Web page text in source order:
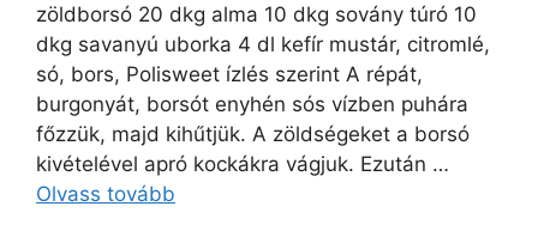
zöldborsó 20 dkg alma 10 dkg sovány túró 10
dkg savanyú uborka 4 dl kefír mustár, citromlé,
só, bors, Polisweet ízlés szerint A répát,
burgonyát, borsót enyhén sós vízben puhára
főzzük, majd kihűtjük. A zöldségeket a borsó
kivételével apró kockákra vágjuk. Ezután …
Olvass tovább